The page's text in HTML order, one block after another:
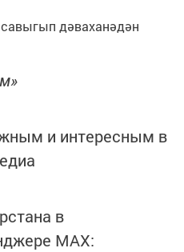
дәваханәдән
и интересным в
в
MАХ: